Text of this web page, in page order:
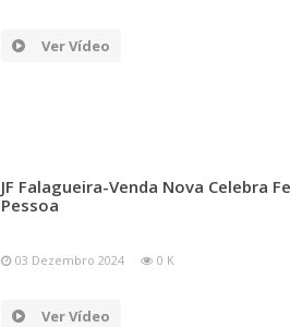
Ver Vídeo
JF Falagueira-Venda Nova Celebra
Pessoa
03 Dezembro 2024 0 K
Ver Vídeo